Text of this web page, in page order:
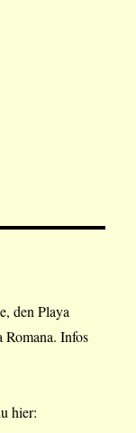
den Playa
Romana. Infos
hier: